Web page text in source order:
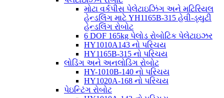
મોટા વર્કપીસ પેલેટાઇઝિંગ અને મટિરિયલ
હેન્ડલિંગ માટે YH1165B-315 હેવી-ડ્યુટી
હેન્ડલિંગ રોબોટ
6 DOF 165kg પેલોડ રોબોટિક પેલેટાઇઝર
HY1010A143 નો પરિચય
HY1165B-315 નો પરિચય
લોડિંગ અને અનલોડિંગ રોબોટ
HY-1010B-140 નો પરિચય
HY1020A-168 નો પરિચય
પેઇન્ટિંગ રોબોટ